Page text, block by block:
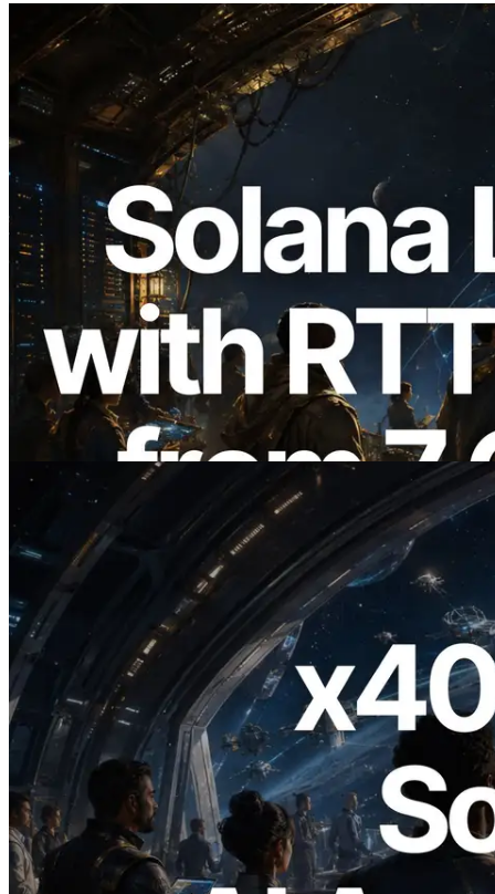
2026.08.05
ERPC amplía la Leader Slot API de
Solana con medición de ping desde 7
regiones globales — También se lanza la
Validators Information API
Leer este artículo
2026.07.04
ERPC lanza Solana RPC compatible con
x402 — La era en la que los agentes de IA
pagan bajo demanda por las API que
necesitan